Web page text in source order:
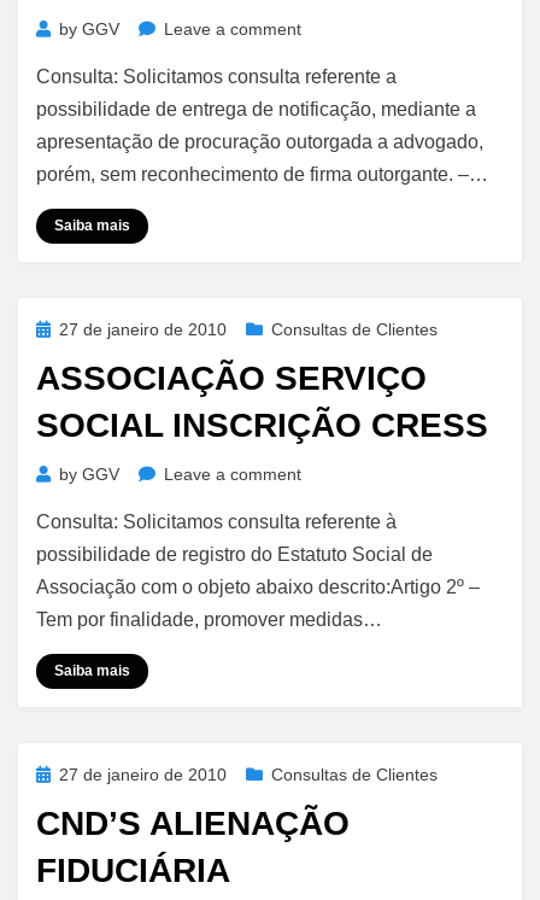
by GGV Leave a commenton
RTD
Consulta: Solicitamos consulta referente a
possibilidade de entrega de notificação, mediante a
apresentação de procuração outorgada a advogado,
porém, sem reconhecimento de firma outorgante. –…
Saiba mais
Posted27 de janeiro de 2010 Consultas de Clientes
ASSOCIAÇÃO SERVIÇO
SOCIAL INSCRIÇÃO CRESS
by GGV Leave a commenton
Serviço
Social
Inscrição
Consulta: Solicitamos consulta referente à
possibilidade de registro do Estatuto Social de
Associação com o objeto abaixo descrito:Artigo 2º –
Tem por finalidade, promover medidas…
Saiba mais
Posted27 de janeiro de 2010 Consultas de Clientes
CND’S ALIENAÇÃO
FIDUCIÁRIA